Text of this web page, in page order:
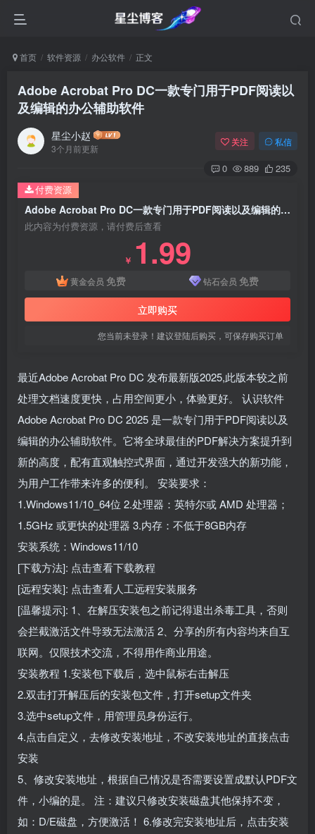
首页 软件资源 办公软件 正文
Adobe Acrobat Pro DC一款专门用于PDF阅读以
及编辑的办公辅助软件
星尘小赵
3个月前更新
关注 私信
0 889 235
Adobe Acrobat Pro DC一款专门用于PDF阅读以及编辑的办公辅助软件
此内容为付费资源，请付费后查看
￥ 1.99
黄金会员 免费 钻石会员 免费
立即购买
您当前未登录！建议登陆后购买，可保存购买订单
付费资源
最近Adobe Acrobat Pro DC 发布最新版2025,此版本较之前
处理文档速度更快，占用空间更小，体验更好。 认识软件
Adobe Acrobat Pro DC 2025 是一款专门用于PDF阅读以及
编辑的办公辅助软件。它将全球最佳的PDF解决方案提升到
新的高度，配有直观触控式界面，通过开发强大的新功能，
为用户工作带来许多的便利。 安装要求：
1.Windows11/10_64位 2.处理器：英特尔或 AMD 处理器；
1.5GHz 或更快的处理器 3.内存：不低于8GB内存
安装系统：Windows11/10
[下载方法]: 点击查看下载教程
[远程安装]: 点击查看人工远程安装服务
[温馨提示]: 1、在解压安装包之前记得退出杀毒工具，否则
会拦截激活文件导致无法激活 2、分享的所有内容均来自互
联网。仅限技术交流，不得用作商业用途。
安装教程 1.安装包下载后，选中鼠标右击解压
2.双击打开解压后的安装包文件，打开setup文件夹
3.选中setup文件，用管理员身份运行。
4.点击自定义，去修改安装地址，不改安装地址的直接点击
安装
5、修改安装地址，根据自己情况是否需要设置成默认PDF文
件，小编的是。 注：建议只修改安装磁盘其他保持不变，
如：D/E磁盘，方便激活！ 6.修改完安装地址后，点击安装